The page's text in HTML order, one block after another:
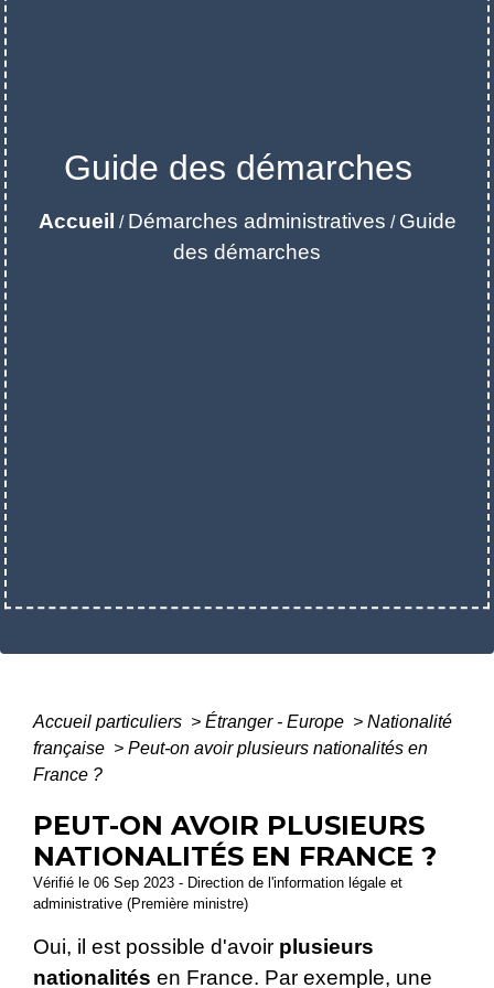
Guide des démarches
Accueil / Démarches administratives / Guide
des démarches
Accueil particuliers > Étranger - Europe > Nationalité
française > Peut-on avoir plusieurs nationalités en
France ?
PEUT-ON AVOIR PLUSIEURS
NATIONALITÉS EN FRANCE ?
Vérifié le 06 Sep 2023 - Direction de l'information légale et
administrative (Première ministre)
Oui, il est possible d'avoir plusieurs
nationalités en France. Par exemple, une